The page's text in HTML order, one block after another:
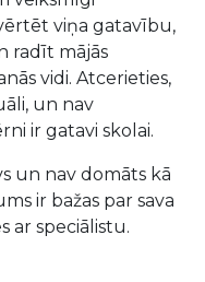
viņa gatavību,
radīt mājās
vidi. Atcerieties,
un nav
ir gatavi skolai.
un nav domāts kā
ir bažas par sava
ar speciālistu.